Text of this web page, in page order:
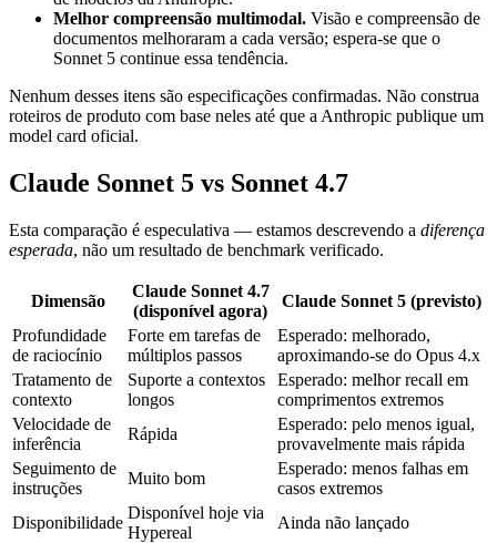
Melhor compreensão multimodal. Visão e compreensão de
documentos melhoraram a cada versão; espera-se que o
Sonnet 5 continue essa tendência.
Nenhum desses itens são especificações confirmadas. Não construa
roteiros de produto com base neles até que a Anthropic publique um
model card oficial.
Claude Sonnet 5 vs Sonnet 4.7
Esta comparação é especulativa — estamos descrevendo a diferença
esperada, não um resultado de benchmark verificado.
Dimensão
Claude Sonnet 4.7
(disponível agora)
Claude Sonnet 5 (previsto)
Profundidade
de raciocínio
Forte em tarefas de
múltiplos passos
Esperado: melhorado,
aproximando-se do Opus 4.x
Tratamento de
contexto
Suporte a contextos
longos
Esperado: melhor recall em
comprimentos extremos
Velocidade de
inferência
Rápida
Esperado: pelo menos igual,
provavelmente mais rápida
Seguimento de
instruções
Muito bom
Esperado: menos falhas em
casos extremos
Disponibilidade
Disponível hoje via
Hypereal
Ainda não lançado